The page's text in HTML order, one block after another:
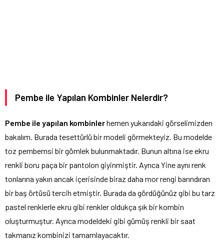
Pembe ile Yapılan Kombinler Nelerdir?
Pembe ile yapılan kombinlerhemen yukarıdaki görselimizden
bakalım. Burada tesettürlü bir modeli görmekteyiz. Bu modelde
toz pembemsi bir gömlek bulunmaktadır. Bunun altına ise ekru
renkli boru paça bir pantolon giyinmiştir. Ayrıca Yine aynı renk
tonlarına yakın ancak içerisinde biraz daha mor rengi barındıran
bir baş örtüsü tercih etmiştir. Burada da gördüğünüz gibi bu tarz
pastel renklerle ekru gibi renkler oldukça şık bir kombin
oluşturmuştur. Ayrıca modeldeki gibi gümüş renkli bir saat
takmanız kombinizi tamamlayacaktır.